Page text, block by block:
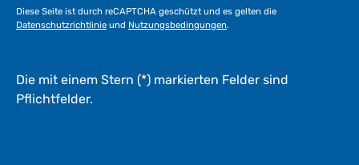
Diese Seite ist durch reCAPTCHA geschützt und es gelten die
Datenschutzrichtlinie und Nutzungsbedingungen.
Die mit einem Stern (*) markierten Felder sind
Pflichtfelder.